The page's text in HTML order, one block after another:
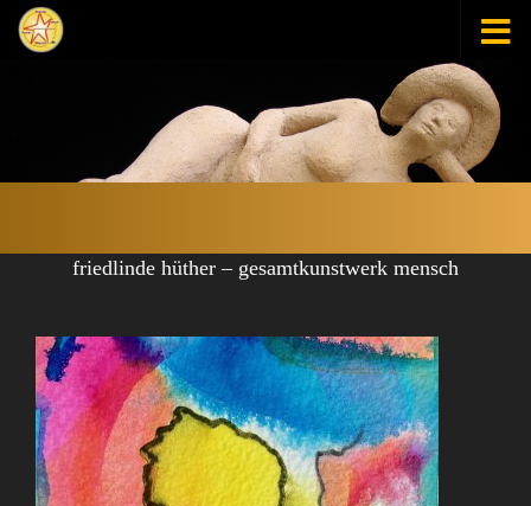
Zum Inhalt springen
friedlinde hüther – gesamtkunstwerk mensch